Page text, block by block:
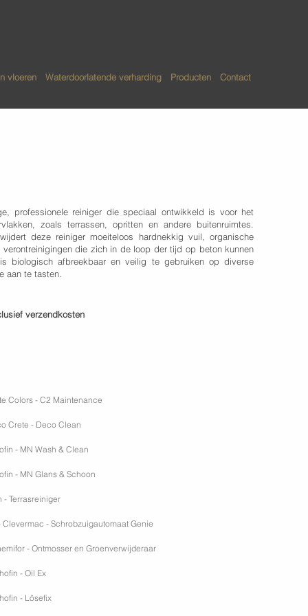
vloeren Waterdoorlatende verharding Producten Contact
professionele reiniger die speciaal ontwikkeld is voor het
zoals terrassen, opritten en andere buitenruimtes.
deze reiniger moeiteloos hardnekkig vuil, organische
die zich in de loop der tijd op beton kunnen
biologisch afbreekbaar en veilig te gebruiken op diverse
aan te tasten.
verzendkosten
Colors - C2 Maintenance
Crete - Deco Clean
- MN Wash & Clean
- MN Glans & Schoon
- Terrasreiniger
- Schrobzuigautomaat Genie
- Ontmosser en Groenverwijderaar
- Oil Ex
- Lösefix